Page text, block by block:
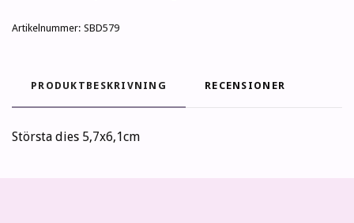
Artikelnummer: SBD579
PRODUKTBESKRIVNING RECENSIONER
Största dies 5,7x6,1cm